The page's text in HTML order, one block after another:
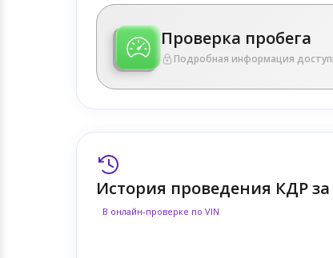
Проверка пробега
Подробная информация
История проведения КДР
В онлайн-проверке по VIN